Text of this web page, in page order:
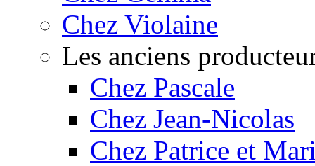
Chez Violaine
Les anciens
Chez Pascale
Chez Jean-Nicolas
Chez Patrice et